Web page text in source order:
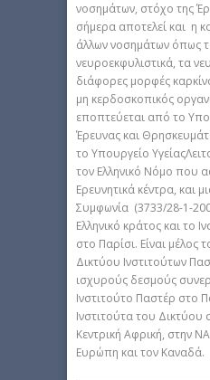
νοσημάτων, στόχο της
σήμερα αποτελεί και η
άλλων νοσημάτων όπως
νευροεκφυλιστικά, τα
διάφορες μορφές
μη κερδοσκοπικός
εποπτεύεται από το
Έρευνας και
το Υπουργείο
τον Ελληνικό Νόμο που
Ερευνητικά κέντρα, και
Συμφωνία (3733/28-1-
Ελληνικό κράτος και το
στο Παρίσι. Είναι μέλος
Δικτύου Ινστιτούτων
ισχυρούς δεσμούς
Ινστιτούτο Παστέρ στο
Ινστιτούτα του Δικτύου
Κεντρική Αφρική, στην
Ευρώπη και τον Καναδά.